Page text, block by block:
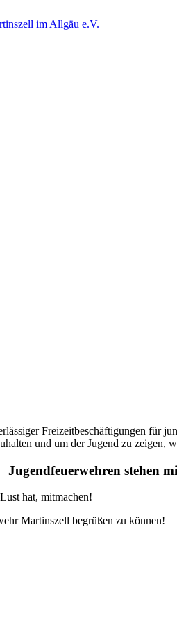
im Allgäu e.V.
Freizeitbeschäftigungen für
und um der Jugend zu zeigen,
Jugendfeuerwehren stehen
hat, mitmachen!
Martinszell begrüßen zu können!